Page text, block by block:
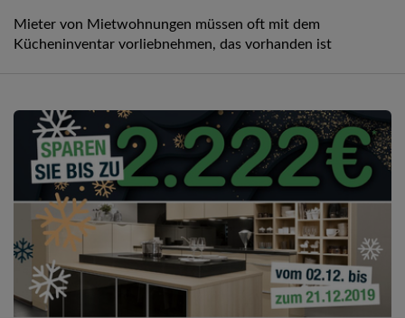
Mieter von Mietwohnungen müssen oft mit dem
Kücheninventar vorliebnehmen, das vorhanden ist